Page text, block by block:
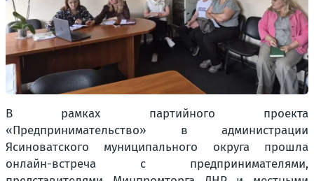
В рамках партийного проекта
«Предпринимательство» в администрации
Ясиноватского муниципального округа прошла
онлайн-встреча с предпринимателями,